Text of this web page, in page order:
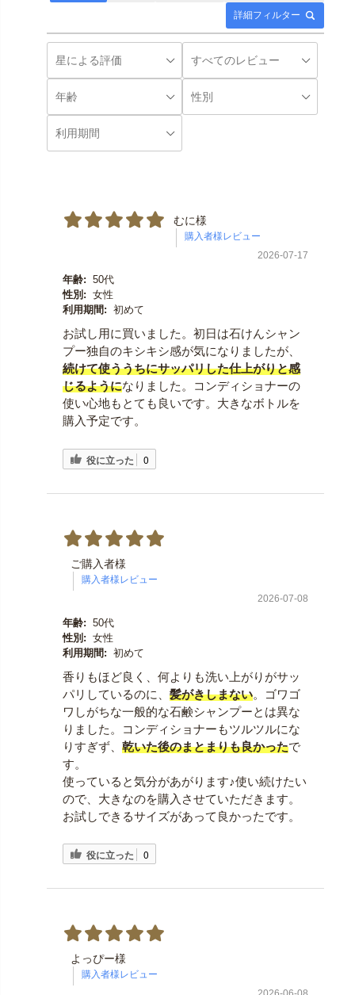
詳細フィルター
むに様
2026-07-17
年齢: 50代
性別: 女性
利用期間: 初めて
お試し用に買いました。初日は石けんシャン
プー独自のキシキシ感が気になりましたが、
続けて使ううちにサッパリした仕上がりと感
じるようになりました。コンディショナーの
使い心地もとても良いです。大きなボトルを
購入予定です。
役に立った 0
ご購入者様
2026-07-08
年齢: 50代
性別: 女性
利用期間: 初めて
香りもほど良く、何よりも洗い上がりがサッ
パリしているのに、 髪がきしまない。ゴワゴ
ワしがちな一般的な石鹸シャンプーとは異な
りました。コンディショナーもツルツルにな
りすぎず、 乾いた後のまとまりも良かったで
す。
使っていると気分があがります♪使い続けたい
ので、大きなのを購入させていただきます。
お試しできるサイズがあって良かったです。
役に立った 0
よっぴー様